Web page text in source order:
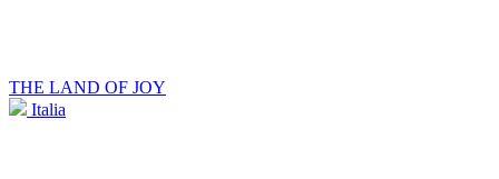
THE LAND OF JOY
Italia